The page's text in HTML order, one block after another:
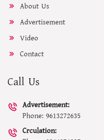
About Us
Advertisement
Video
Contact
Call Us
Advertisement:
Phone: 9613272635
Crculation: